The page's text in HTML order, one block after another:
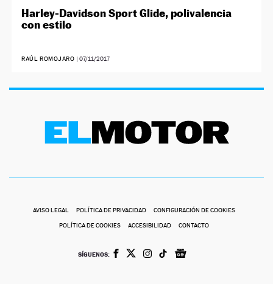
Harley-Davidson Sport Glide, polivalencia
con estilo
RAÚL ROMOJARO | 07/11/2017
AVISO LEGAL POLÍTICA DE PRIVACIDAD CONFIGURACIÓN DE COOKIES
POLÍTICA DE COOKIES ACCESIBILIDAD CONTACTO
SÍGUENOS: